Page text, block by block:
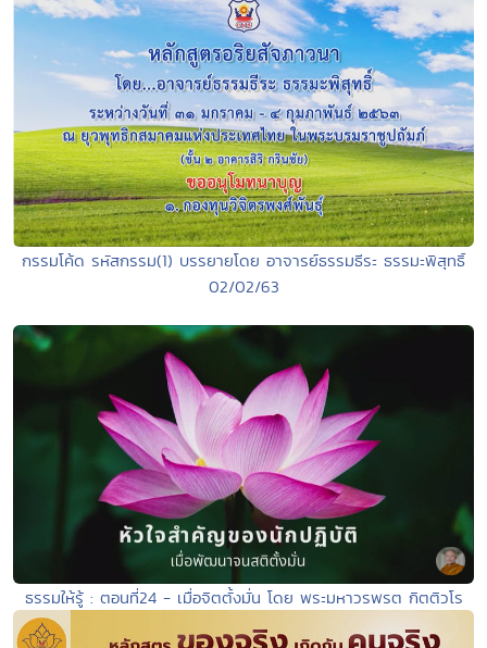
กรรมโค้ด รหัสกรรม(1) บรรยายโดย อาจารย์ธรรมธีระ ธรรมะพิสุทธิ์
02/02/63
ธรรมให้รู้ : ตอนที่24 - เมื่อจิตตั้งมั่น โดย พระมหาวรพรต กิตติวโร